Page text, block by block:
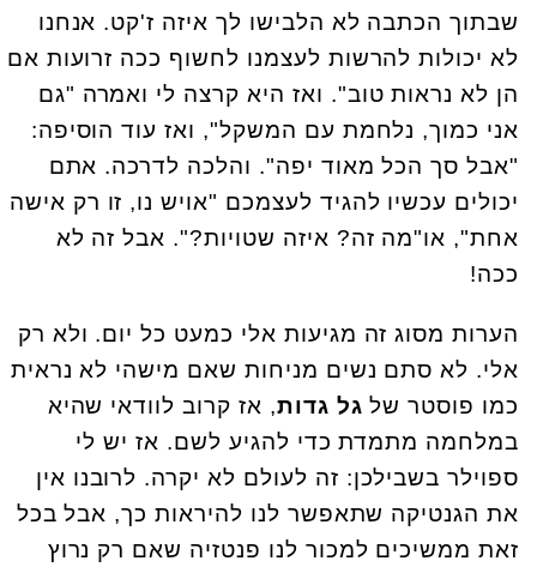
שבתוך הכתבה לא הלבישו לך איזה ז'קט. אנחנו
לא יכולות להרשות לעצמנו לחשוף ככה זרועות אם
הן לא נראות טוב". ואז היא קרצה לי ואמרה "גם
אני כמוך, נלחמת עם המשקל", ואז עוד הוסיפה:
"אבל סך הכל מאוד יפה". והלכה לדרכה. אתם
יכולים עכשיו להגיד לעצמכם "אויש נו, זו רק אישה
אחת", או"מה זה? איזה שטויות?". אבל זה לא
ככה!
הערות מסוג זה מגיעות אלי כמעט כל יום. ולא רק
אלי. לא סתם נשים מניחות שאם מישהי לא נראית
כמו פוסטר של גל גדות, אז קרוב לוודאי שהיא
במלחמה מתמדת כדי להגיע לשם. אז יש לי
ספוילר בשבילכן: זה לעולם לא יקרה. לרובנו אין
את הגנטיקה שתאפשר לנו להיראות כך, אבל בכל
זאת ממשיכים למכור לנו פנטזיה שאם רק נרוץ